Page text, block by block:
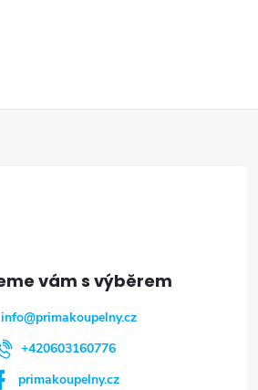
info@primakoupelny.cz
+420603160776
primakoupelny.cz